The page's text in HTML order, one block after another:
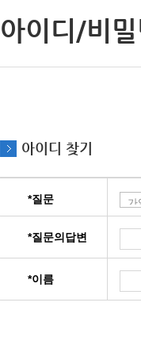
아이디/비
아이디 찾기
*질문
*질문의답변
*이름